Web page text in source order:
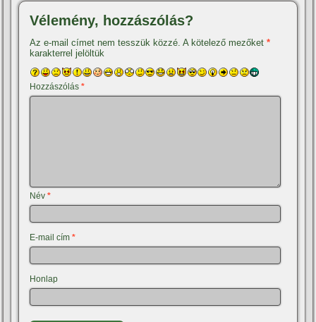
Vélemény, hozzászólás?
Az e-mail címet nem tesszük közzé. A kötelező mezőket*
karakterrel jelöltük
Hozzászólás*
Név*
E-mail cím*
Honlap